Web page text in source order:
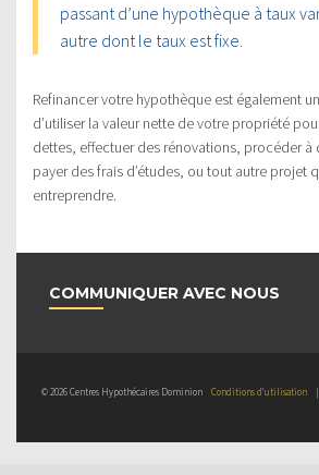
passant d’une hypothèque à taux
autre dont le taux est fixe.
Refinancer votre hypothèque est également
d’utiliser la valeur nette de votre propriété
dettes, effectuer des rénovations, procéder à
payer des frais d’études, ou tout autre projet
entreprendre.
COMMUNIQUER AVEC NOUS
© 2026 Centres Hypothécaires Dominion Conditions d’utilisation |